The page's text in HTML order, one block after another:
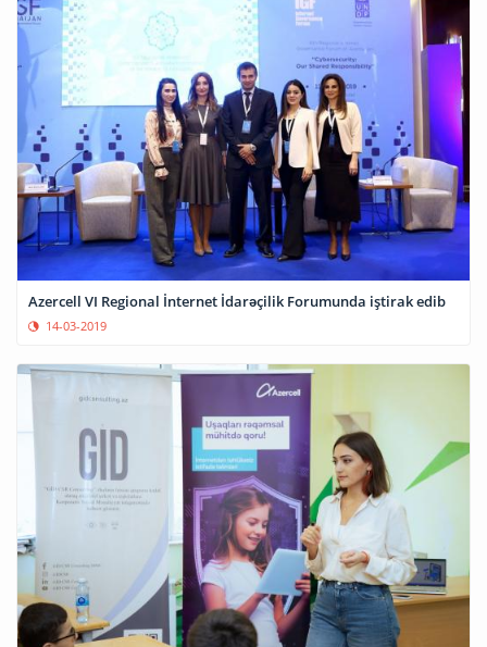
Azercell VI Regional İnternet İdarəçilik Forumunda iştirak edib
14-03-2019